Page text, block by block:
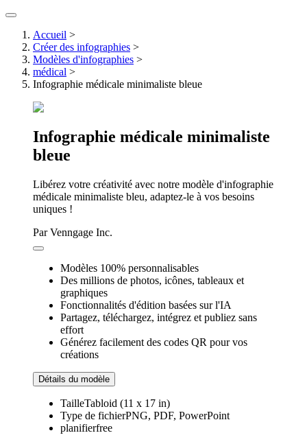
Accueil >
Créer des infographies >
Modèles d'infographies >
médical >
Infographie médicale minimaliste bleue
Infographie médicale minimaliste
bleue
Libérez votre créativité avec notre modèle d'infographie
médicale minimaliste bleu, adaptez-le à vos besoins
uniques !
ParVenngage Inc.
Modèles 100% personnalisables
Des millions de photos, icônes, tableaux et
graphiques
Fonctionnalités d'édition basées sur l'IA
Partagez, téléchargez, intégrez et publiez sans
effort
Générez facilement des codes QR pour vos
créations
Détails du modèle
TailleTabloid (11 x 17 in)
Type de fichierPNG, PDF, PowerPoint
planifierfree